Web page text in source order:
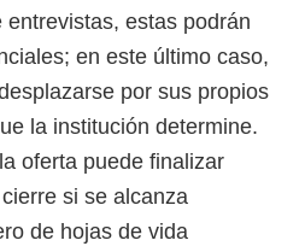
estas podrán
en este último caso,
por sus propios
la institución determine.
oferta puede finalizar
si se alcanza
de hojas de vida